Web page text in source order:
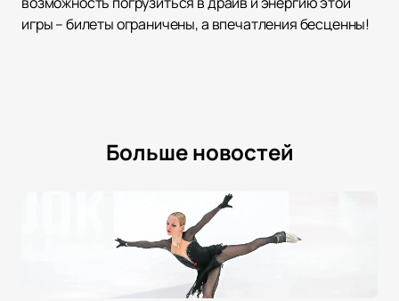
игры – билеты ограничены, а впечатления бесценны!
Больше новостей